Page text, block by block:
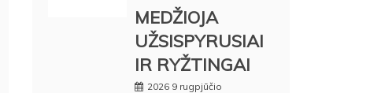
MEDŽIOJA
UŽSISPYRUSIAI
IR RYŽTINGAI
2026 9 rugpjūčio